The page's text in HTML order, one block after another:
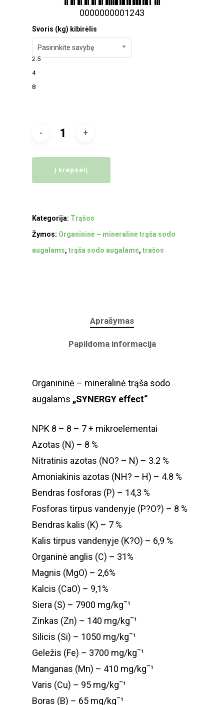
0000000001243
Svoris (kg) kibirėlis
Pasirinkite savybę
2.5
4
8
Į krepšelį
Kategorija: Trąšos
Žymos: Organininė – mineralinė trąša sodo
augalams, trąša sodo augalams, trašos
Aprašymas
Papildoma informacija
Organininė – mineralinė trąša sodo
augalams „SYNERGY effect“
NPK 8 – 8 – 7 + mikroelementai
Azotas (N) – 8 %
Nitratinis azotas (NO? – N) – 3.2 %
Amoniakinis azotas (NH? – H) – 4.8 %
Bendras fosforas (P) – 14,3 %
Fosforas tirpus vandenyje (P?O?) – 8 %
Bendras kalis (K) – 7 %
Kalis tirpus vandenyje (K?O) – 6,9 %
Organinė anglis (C) – 31%
Magnis (MgO) – 2,6%
Kalcis (CaO) – 9,1%
Siera (S) – 7900 mg/kg¯¹
Zinkas (Zn) – 140 mg/kg¯¹
Silicis (Si) – 1050 mg/kg¯¹
Geležis (Fe) – 3700 mg/kg¯¹
Manganas (Mn) – 410 mg/kg¯¹
Varis (Cu) – 95 mg/kg¯¹
Boras (B) – 65 mg/kg¯¹
TRĄŠOS
PARDUOTUVĖ